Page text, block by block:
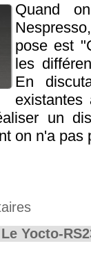
Quand
pose est
les
En
un
on n'a pas
Yocto-